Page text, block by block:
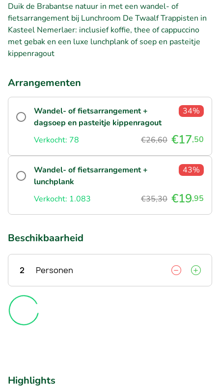
Duik de Brabantse natuur in met een wandel- of
fietsarrangement bij Lunchroom De Twaalf Trappisten in
Kasteel Nemerlaer: inclusief koffie, thee of cappuccino
met gebak en een luxe lunchplank of soep en pasteitje
kippenragout
Arrangementen
Wandel- of fietsarrangement +
dagsoep en pasteitje kippenragout
34%
Verkocht: 78 €26,60 €17,50
Wandel- of fietsarrangement +
lunchplank
43%
Verkocht: 1.083 €35,30 €19,95
Beschikbaarheid
2 Personen
Highlights